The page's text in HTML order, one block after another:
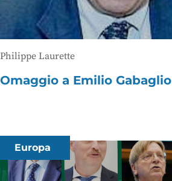
Philippe Laurette
Omaggio a Emilio Gabaglio
Europa